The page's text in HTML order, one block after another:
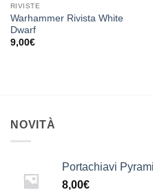
RIVISTE
Warhammer Rivista White
Dwarf
9,00€
NOVITÀ
Portachiavi
8,00€